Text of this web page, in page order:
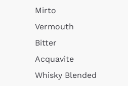
Mirto
Vermouth
Bitter
Acquavite
Whisky Blended